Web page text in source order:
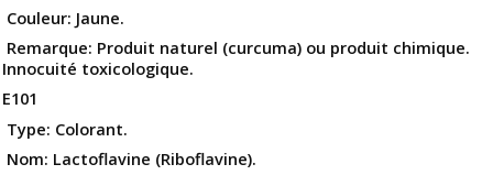
Couleur: Jaune.
Remarque: Produit naturel (curcuma) ou produit chimique.
Innocuité toxicologique.
E101
Type: Colorant.
Nom: Lactoflavine (Riboflavine).